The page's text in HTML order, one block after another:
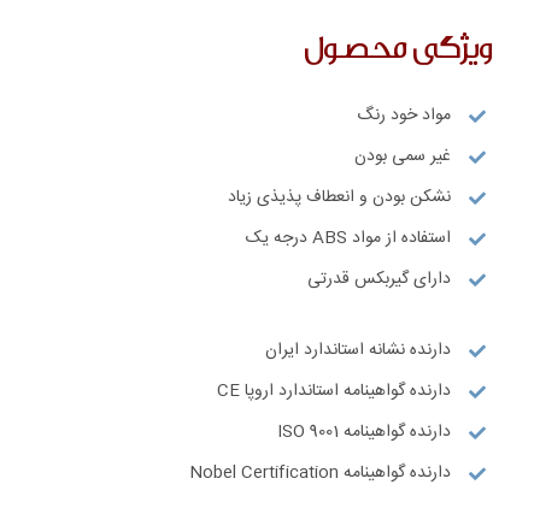
ویژگی محصول
مواد خود رنگ
غیر سمی بودن
نشکن بودن و انعطاف پذیذی زیاد
استفاده از مواد ABS درجه یک
دارای گیربکس قدرتی
دارنده نشانه استاندارد ایران
دارنده گواهینامه استاندارد اروپا CE
دارنده گواهینامه ISO 9001
دارنده گواهینامه Nobel Certification